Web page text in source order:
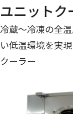
ユニットク
冷蔵～冷凍の全
い低温環境を実
クーラー